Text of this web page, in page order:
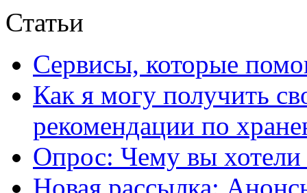
Статьи
Сервисы, которые
Как я могу получить
рекомендации по
Опрос: Чему вы хотели
Новая рассылка: